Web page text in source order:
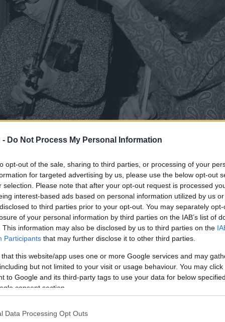
- Do Not Process My Personal Information
opt-out of the sale, sharing to third parties, or processing of your
for targeted advertising by us, please use the below opt-out
selection. Please note that after your opt-out request is processed
interest-based ads based on personal information utilized by us
to third parties prior to your opt-out. You may separately
of your personal information by third parties on the IAB’s list of
This information may also be disclosed by us to third parties on the
Participants that may further disclose it to other third parties.
that this website/app uses one or more Google services and may
but not limited to your visit or usage behaviour. You may
to Google and its third-party tags to use your data for below
consent section.
Data Processing Opt Outs
Sebő Ferenc és Halmos Béla, a Sebő együttes tagjai
ráadásulszobatársak lettek. Ott mélyült el a barátság.
amikor a színész Berek Kati meglátogatta a
Beatles- és Rolling Stones-dalok helyett József Attilát
azokat a József Attila-műsorába. 1970. március 8-án
E szokatlan párosításnak hamar híre ment. Mondhatni, jó